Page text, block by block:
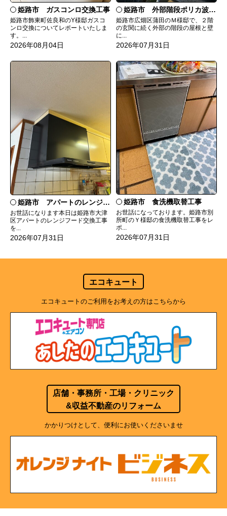
姫路市 ガスコンロ交換工事
姫路市飾東町佐良和のY様邸ガスコ
ンロ交換についてレポートいたしま
す。...
2026年08月04日
姫路市 外部階段ポリカ波板張替工事
姫路市広畑区蒲田のＭ様邸で、２階
の玄関に続く外部の階段の屋根と壁
に...
2026年07月31日
姫路市 アパートのレンジフード交換
お世話になります本日は姫路市大津
区アパートのレンジフード交換工事
を...
2026年07月31日
姫路市 食洗機取替工事
お世話になっております。姫路市別
所町のＹ様邸の食洗機取替工事をレ
ポ...
2026年07月31日
エコキュート
エコキュートのご利用をお考えの方はこちらから
店舗・事務所・工場・クリニック
&収益不動産のリフォーム
かかりつけとして、便利にお使いくださいませ